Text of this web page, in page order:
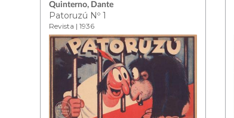
Quinterno, Dante
Patoruzú Nº 1
Revista | 1936